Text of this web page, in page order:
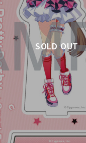
SOLD OUT